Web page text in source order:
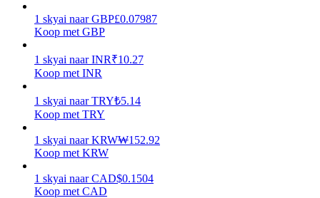
Uitzetten
1 skyai naar GBP£0.07987
Koop met GBP
1 skyai naar INR₹10.27
Koop met INR
1 skyai naar TRY₺5.14
Koop met TRY
1 skyai naar KRW₩152.92
Koop met KRW
1 skyai naar CAD$0.1504
Koop met CAD